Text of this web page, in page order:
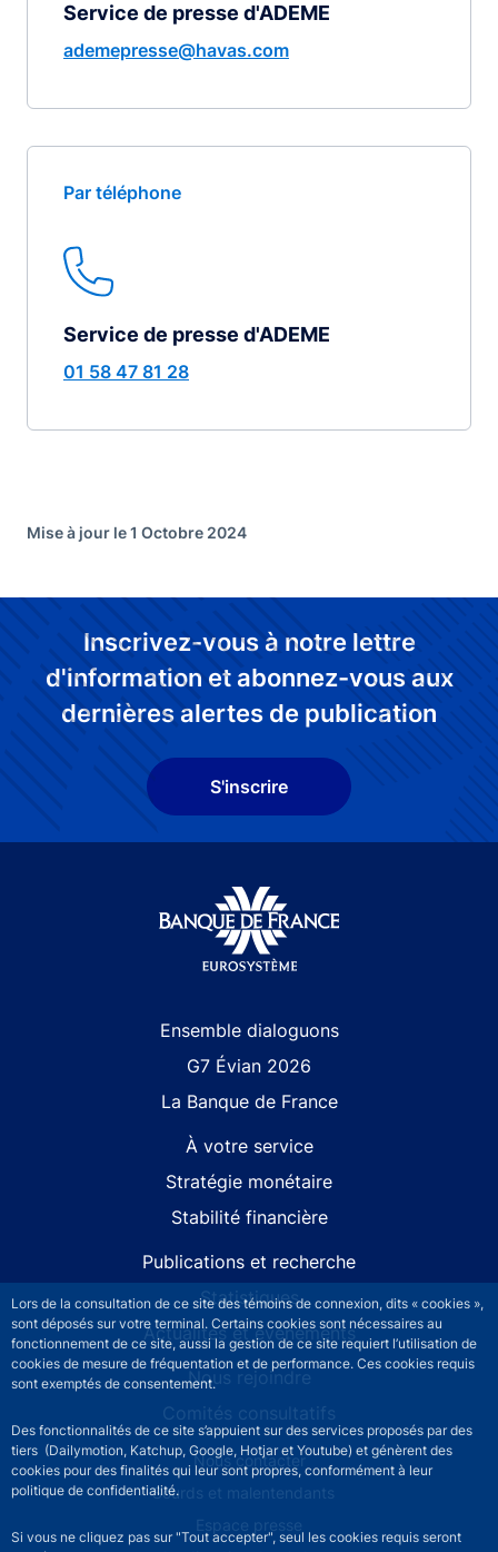
Lors de la consultation de ce site des témoins de connexion, dits « cookies »,
sont déposés sur votre terminal. Certains cookies sont nécessaires au
fonctionnement de ce site, aussi la gestion de ce site requiert l’utilisation de
cookies de mesure de fréquentation et de performance. Ces cookies requis
sont exemptés de consentement.
Des fonctionnalités de ce site s’appuient sur des services proposés par des
tiers (Dailymotion, Katchup, Google, Hotjar et Youtube) et génèrent des
cookies pour des finalités qui leur sont propres, conformément à leur
politique de confidentialité.
Si vous ne cliquez pas sur "Tout accepter", seul les cookies requis seront
Service de presse d'ADEME
ademepresse@havas.com
Par téléphone
Service de presse d'ADEME
01 58 47 81 28
Mise à jour le 1 Octobre 2024
Inscrivez-vous à notre lettre
d'information et abonnez-vous aux
dernières alertes de publication
S'inscrire
Ensemble dialoguons
G7 Évian 2026
La Banque de France
À votre service
Stratégie monétaire
Stabilité financière
Publications et recherche
Statistiques
Actualités et événements
Nous rejoindre
Comités consultatifs
Footer secondary menuNous contacter
Sourds et malentendants
Espace presse